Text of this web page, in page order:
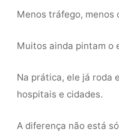
Menos tráfego, menos
Muitos ainda pintam o
Na prática, ele já roda
hospitais e cidades.
A diferença não está